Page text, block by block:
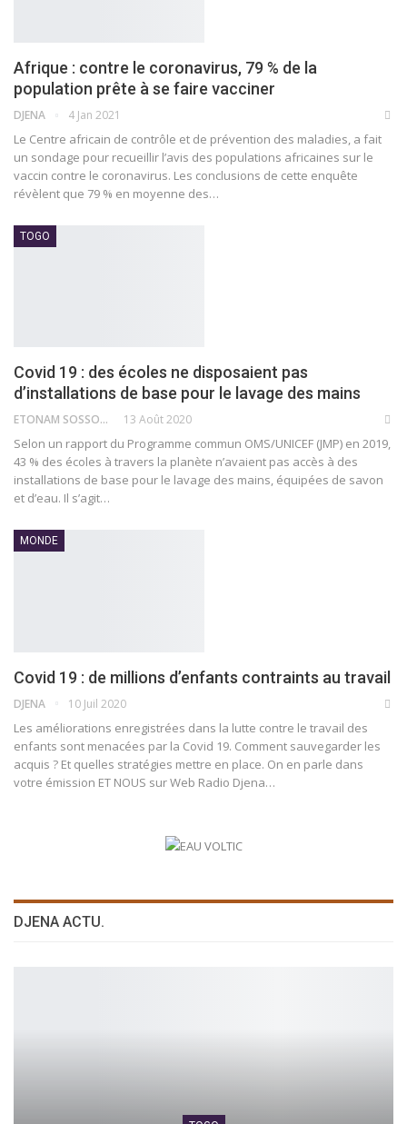
Afrique : contre le coronavirus, 79 % de la
population prête à se faire vacciner
DJENA 4 Jan 2021
Le Centre africain de contrôle et de prévention des maladies, a fait
un sondage pour recueillir l’avis des populations africaines sur le
vaccin contre le coronavirus. Les conclusions de cette enquête
révèlent que 79 % en moyenne des…
TOGO
Covid 19 : des écoles ne disposaient pas
d’installations de base pour le lavage des mains
ETONAM SOSSOU 13 Août 2020
Selon un rapport du Programme commun OMS/UNICEF (JMP) en 2019,
43 % des écoles à travers la planète n’avaient pas accès à des
installations de base pour le lavage des mains, équipées de savon
et d’eau. Il s’agit…
MONDE
Covid 19 : de millions d’enfants contraints au travail
DJENA 10 Juil 2020
Les améliorations enregistrées dans la lutte contre le travail des
enfants sont menacées par la Covid 19. Comment sauvegarder les
acquis ? Et quelles stratégies mettre en place. On en parle dans
votre émission ET NOUS sur Web Radio Djena…
DJENA ACTU.